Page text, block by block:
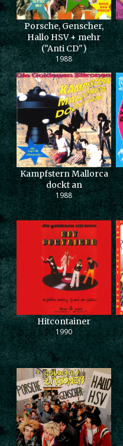
Porsche, Genscher,
Hallo HSV + mehr
("Anti CD")
1988
Kampfstern Mallorca
dockt an
1988
Hitcontainer
1990